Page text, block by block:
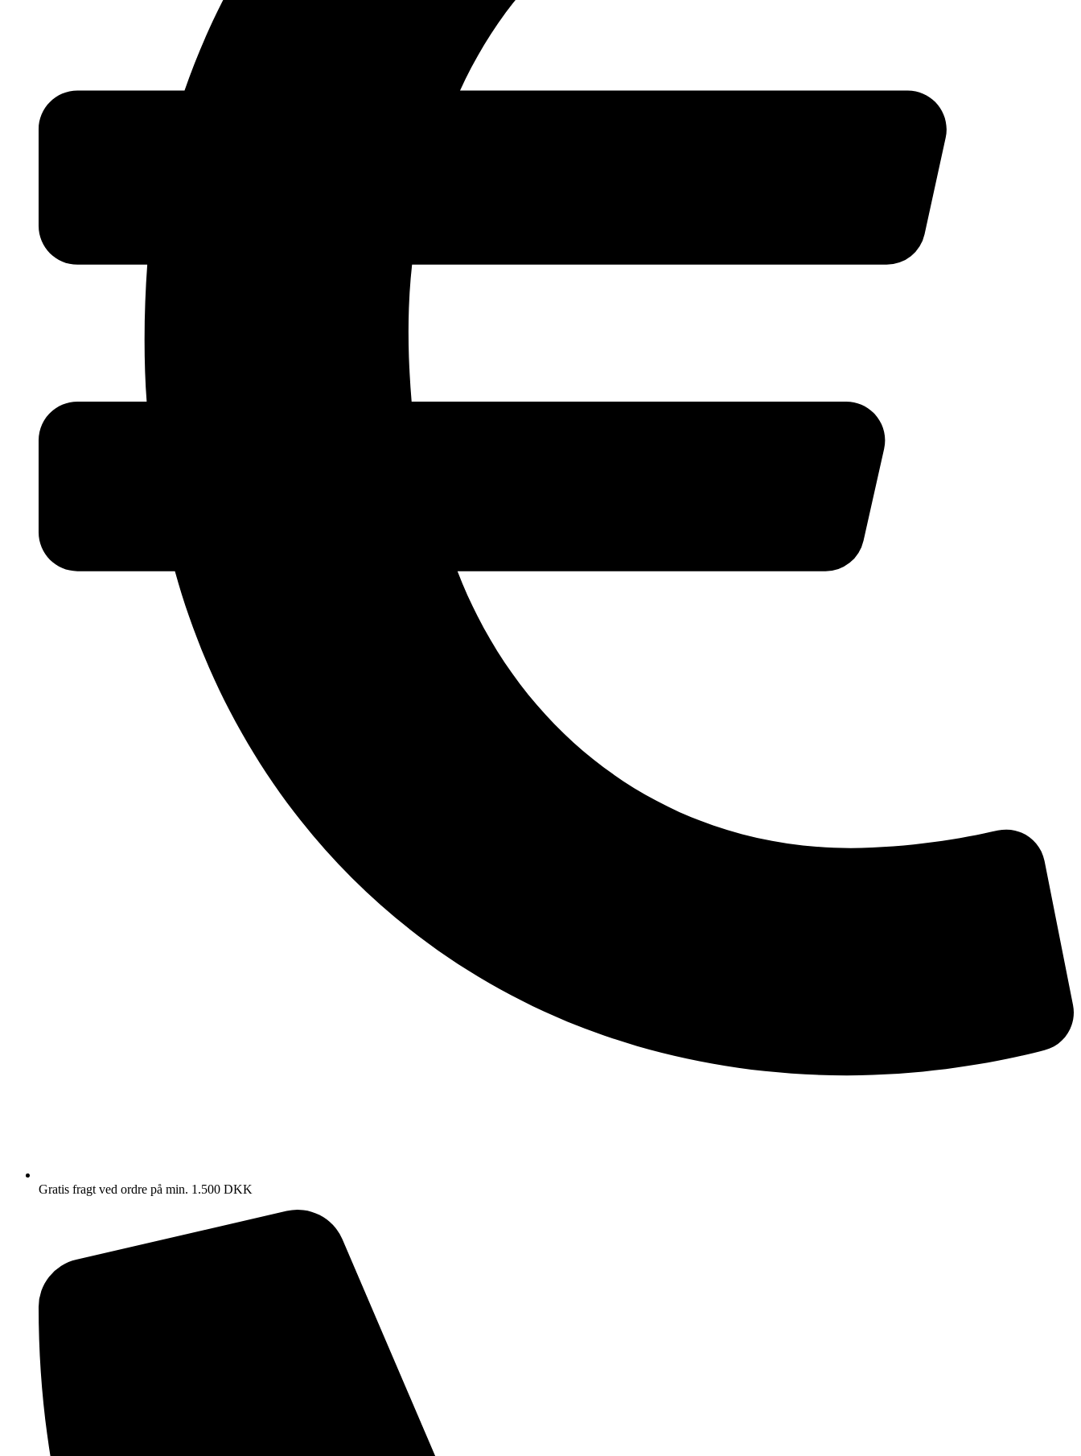
Gratis fragt ved ordre på min. 1.500 DKK